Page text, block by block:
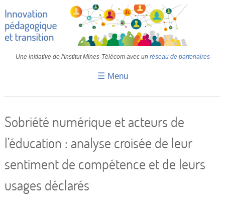
Une initiative de l'Institut Mines-Télécom avec un réseau de partenaires
☰ Menu
Retours d’expériences
IA
Sobriété numérique et acteurs de
l’éducation : analyse croisée de leur
sentiment de compétence et de leurs
usages déclarés